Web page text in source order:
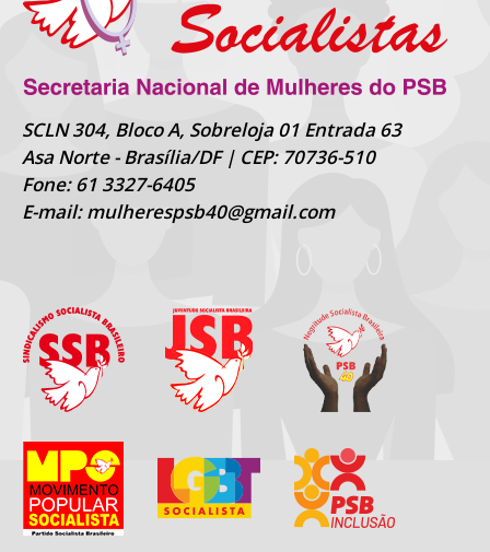
SCLN 304, Bloco A, Sobreloja 01 Entrada 63
Asa Norte - Brasília/DF | CEP: 70736-510
Fone: 61 3327-6405
E-mail: mulherespsb40@gmail.com